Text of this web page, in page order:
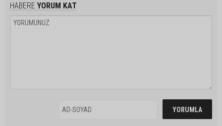
HABERE YORUM KAT